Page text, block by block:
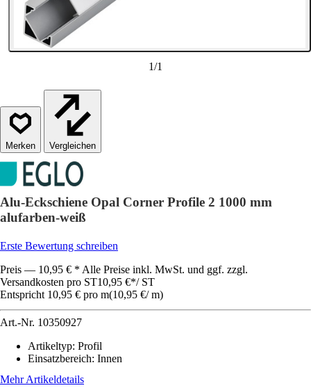
1/1
Vergleichen
Alu-Eckschiene Opal Corner Profile 2 1000 mm
alufarben-weiß
Erste Bewertung schreiben
Preis — 10,95 € * Alle Preise inkl. MwSt. und ggf. zzgl.
Versandkosten pro ST10,95 €*/ ST
Entspricht 10,95 € pro m(10,95 €/ m)
Art.-Nr. 10350927
Artikeltyp: Profil
Einsatzbereich: Innen
Mehr Artikeldetails